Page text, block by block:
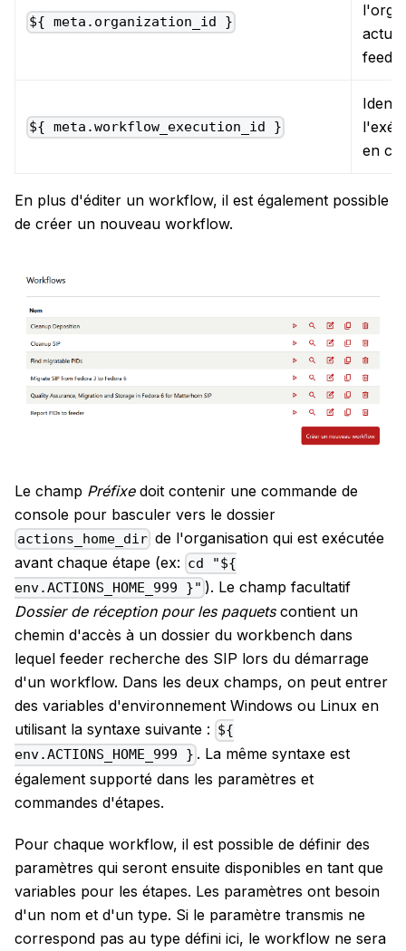
${ meta.organization_id }
feeder
${ meta.workflow_execution_id }
en
En plus d'éditer un workflow, il est également possible
de créer un nouveau workflow.
Le champ Préfixedoit contenir une commande de
console pour basculer vers le dossier
actions_home_dir de l'organisation qui est exécutée
avant chaque étape (ex: cd "${
env.ACTIONS_HOME_999 }" ). Le champ facultatif
Dossier de réception pour les paquetscontient un
chemin d'accès à un dossier du workbench dans
lequel feeder recherche des SIP lors du démarrage
d'un workflow. Dans les deux champs, on peut entrer
des variables d'environnement Windows ou Linux en
utilisant la syntaxe suivante : ${
env.ACTIONS_HOME_999 } . La même syntaxe est
également supporté dans les paramètres et
commandes d'étapes.
Pour chaque workflow, il est possible de définir des
paramètres qui seront ensuite disponibles en tant que
variables pour les étapes. Les paramètres ont besoin
d'un nom et d'un type. Si le paramètre transmis ne
correspond pas au type défini ici, le workflow ne sera